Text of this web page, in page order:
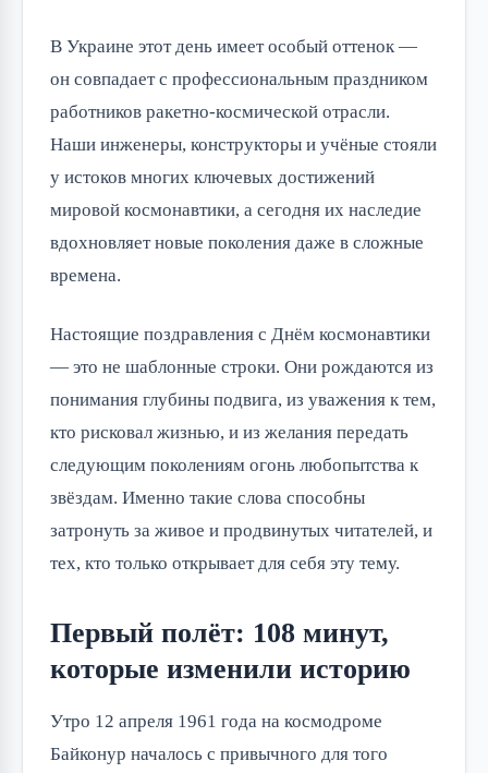
В Украине этот день имеет особый оттенок —
он совпадает с профессиональным праздником
работников ракетно-космической отрасли.
Наши инженеры, конструкторы и учёные стояли
у истоков многих ключевых достижений
мировой космонавтики, а сегодня их наследие
вдохновляет новые поколения даже в сложные
времена.
Настоящие поздравления с Днём космонавтики
— это не шаблонные строки. Они рождаются из
понимания глубины подвига, из уважения к тем,
кто рисковал жизнью, и из желания передать
следующим поколениям огонь любопытства к
звёздам. Именно такие слова способны
затронуть за живое и продвинутых читателей, и
тех, кто только открывает для себя эту тему.
Первый полёт: 108 минут,
которые изменили историю
Утро 12 апреля 1961 года на космодроме
Байконур началось с привычного для того